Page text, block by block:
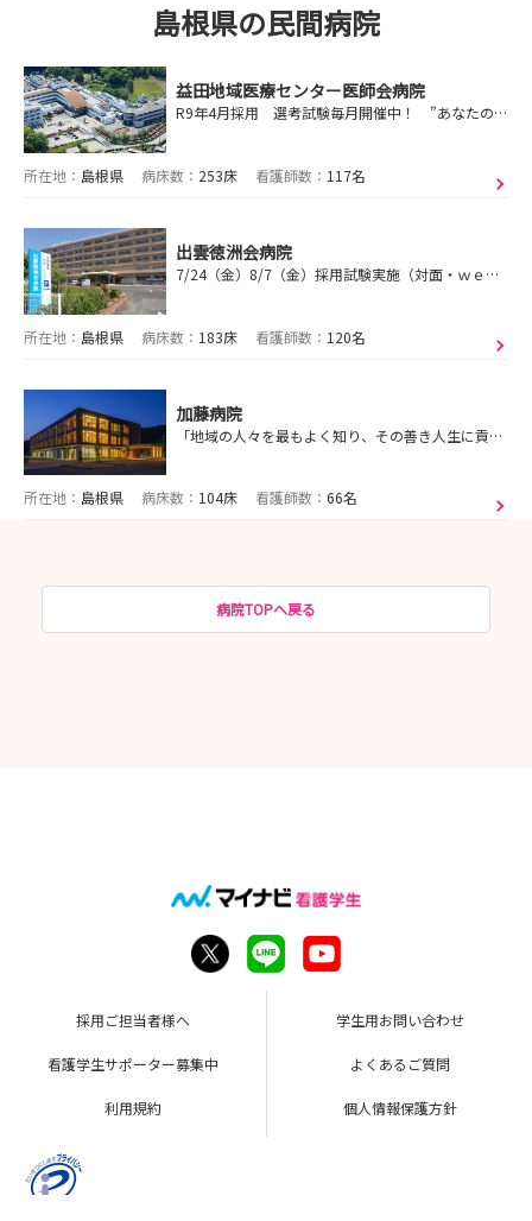
島根県の民間病院
益田地域医療センター医師会病院
R9年4月採用 選考試験毎月開催中！ ”あなたの目指す看護師”、応援します！急性期や回復期、維持期、慢性期、訪問看護など、様々なケアを実践できる病院です！
所在地： 島根県 病床数： 253床 看護師数： 117名
出雲徳洲会病院
7/24（金）8/7（金）採用試験実施（対面・ｗｅｂ選択可）！！説明会・見学会も随時開催中！
所在地： 島根県 病床数： 183床 看護師数： 120名
加藤病院
「地域の人々を最もよく知り、その善き人生に貢献することで地域社会を変えていく」 いつも、いつまでも笑顔でつながる加藤病院
所在地： 島根県 病床数： 104床 看護師数： 66名
病院TOPへ戻る
採用ご担当者様へ 学生用お問い合わせ
看護学生サポーター募集中 よくあるご質問
利用規約 個人情報保護方針